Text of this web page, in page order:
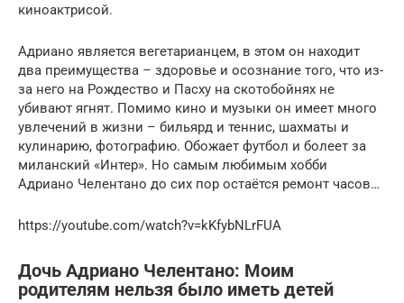
киноактрисой.
Адриано является вегетарианцем, в этом он находит
два преимущества – здоровье и осознание того, что из-
за него на Рождество и Пасху на скотобойнях не
убивают ягнят. Помимо кино и музыки он имеет много
увлечений в жизни – бильярд и теннис, шахматы и
кулинарию, фотографию. Обожает футбол и болеет за
миланский «Интер». Но самым любимым хобби
Адриано Челентано до сих пор остаётся ремонт часов…
https://youtube.com/watch?v=kKfybNLrFUA
Дочь Адриано Челентано: Моим
родителям нельзя было иметь детей